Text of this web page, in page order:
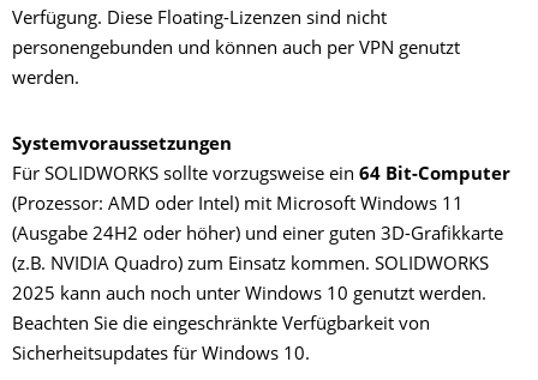
Verfügung. Diese Floating-Lizenzen sind nicht
personengebunden und können auch per VPN genutzt
werden.
Systemvoraussetzungen
Für SOLIDWORKS sollte vorzugsweise ein 64 Bit-Computer
(Prozessor: AMD oder Intel) mit Microsoft Windows 11
(Ausgabe 24H2 oder höher) und einer guten 3D-Grafikkarte
(z.B. NVIDIA Quadro) zum Einsatz kommen. SOLIDWORKS
2025 kann auch noch unter Windows 10 genutzt werden.
Beachten Sie die eingeschränkte Verfügbarkeit von
Sicherheitsupdates für Windows 10.